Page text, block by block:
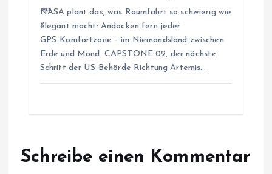
NASA plant das, was Raumfahrt so schwierig wie
elegant macht: Andocken fern jeder
GPS‑Komfortzone – im Niemandsland zwischen
Erde und Mond. CAPSTONE 02, der nächste
Schritt der US‑Behörde Richtung Artemis…
Schreibe einen Kommentar